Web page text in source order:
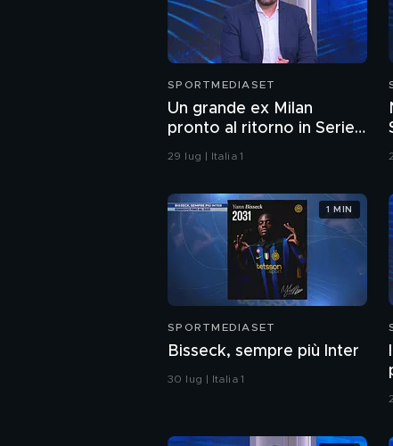
SPORTMEDIASET
Un grande ex Milan
pronto al ritorno in Serie
29 lug | Italia 1
SPORTMEDIASET
Bisseck, sempre più Inter
30 lug | Italia 1
1 MIN